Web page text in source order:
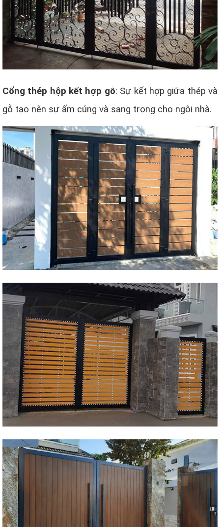
Cổng thép hộp kết hợp gỗ: Sự kết hợp giữa thép và
gỗ tạo nên sự ấm cúng và sang trọng cho ngôi nhà.